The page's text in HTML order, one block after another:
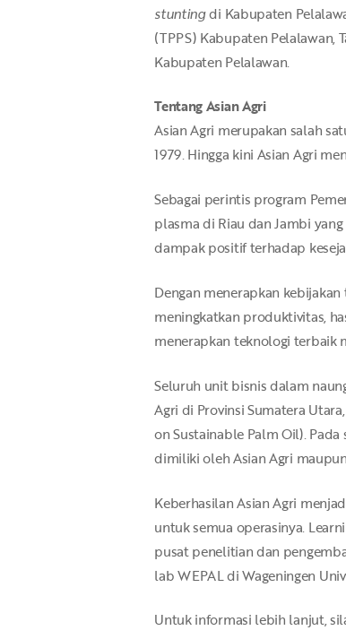
stuntingdi Kabupaten
(TPPS) Kabupaten Pelalawan,
Kabupaten Pelalawan.
Tentang Asian Agri
Asian Agri merupakan salah
1979. Hingga kini Asian Agri
Sebagai perintis program
plasma di Riau dan Jambi
dampak positif terhadap
Dengan menerapkan
meningkatkan produktivitas,
menerapkan teknologi terbaik
Seluruh unit bisnis dalam
Agri di Provinsi Sumatera
on Sustainable Palm Oil).
dimiliki oleh Asian Agri
Keberhasilan Asian Agri
untuk semua operasinya.
pusat penelitian dan
lab WEPAL di Wageningen
Untuk informasi lebih lanjut,